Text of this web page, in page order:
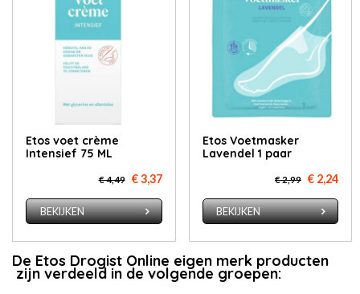
Etos voet crème
Intensief 75 ML
€ 4,49 € 3,37
BEKIJKEN
Etos Voetmasker
Lavendel 1 paar
€ 2,99 € 2,24
BEKIJKEN
De Etos Drogist Online eigen merk producten
zijn verdeeld in de volgende groepen: